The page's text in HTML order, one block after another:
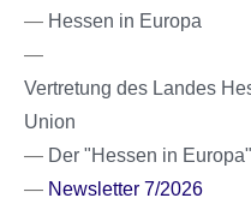
Hessen in Europa
Vertretung des Landes
Union
Der "Hessen in
Newsletter 7/2026